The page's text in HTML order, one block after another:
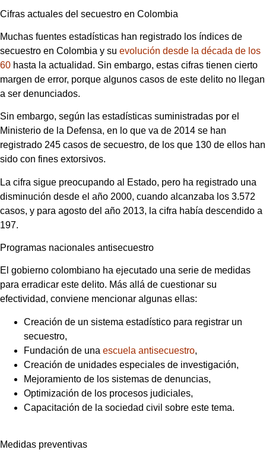
Cifras actuales del secuestro en Colombia
Muchas fuentes estadísticas han registrado los índices de
secuestro en Colombia y su evolución desde la década de los
60 hasta la actualidad. Sin embargo, estas cifras tienen cierto
margen de error, porque algunos casos de este delito no llegan
a ser denunciados.
Sin embargo, según las estadísticas suministradas por el
Ministerio de la Defensa, en lo que va de 2014 se han
registrado 245 casos de secuestro, de los que 130 de ellos han
sido con fines extorsivos.
La cifra sigue preocupando al Estado, pero ha registrado una
disminución desde el año 2000, cuando alcanzaba los 3.572
casos, y para agosto del año 2013, la cifra había descendido a
197.
Programas nacionales antisecuestro
El gobierno colombiano ha ejecutado una serie de medidas
para erradicar este delito. Más allá de cuestionar su
efectividad, conviene mencionar algunas ellas:
Creación de un sistema estadístico para registrar un
secuestro,
Fundación de una escuela antisecuestro,
Creación de unidades especiales de investigación,
Mejoramiento de los sistemas de denuncias,
Optimización de los procesos judiciales,
Capacitación de la sociedad civil sobre este tema.
Medidas preventivas